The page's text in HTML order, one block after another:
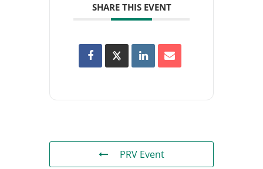
SHARE THIS EVENT
PRV Event